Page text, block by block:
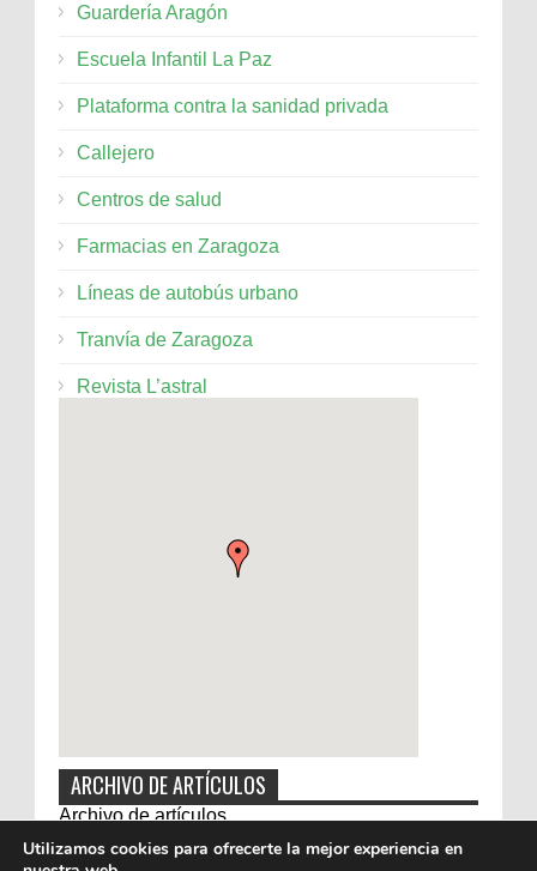
Guardería Aragón
Escuela Infantil La Paz
Plataforma contra la sanidad privada
Callejero
Centros de salud
Farmacias en Zaragoza
Líneas de autobús urbano
Tranvía de Zaragoza
Revista L’astral
ARCHIVO DE ARTÍCULOS
Archivo de artículos
Utilizamos cookies para ofrecerte la mejor experiencia en